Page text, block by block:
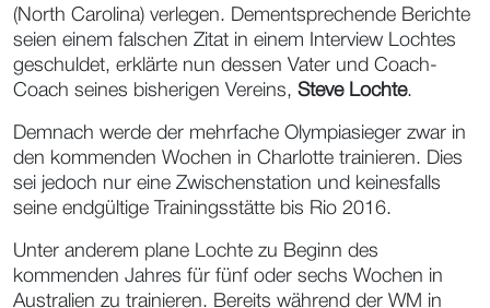
(North Carolina) verlegen. Dementsprechende Berichte
seien einem falschen Zitat in einem Interview Lochtes
geschuldet, erklärte nun dessen Vater und Coach-
Coach seines bisherigen Vereins, Steve Lochte.
Demnach werde der mehrfache Olympiasieger zwar in
den kommenden Wochen in Charlotte trainieren. Dies
sei jedoch nur eine Zwischenstation und keinesfalls
seine endgültige Trainingsstätte bis Rio 2016.
Unter anderem plane Lochte zu Beginn des
kommenden Jahres für fünf oder sechs Wochen in
Australien zu trainieren. Bereits während der WM in